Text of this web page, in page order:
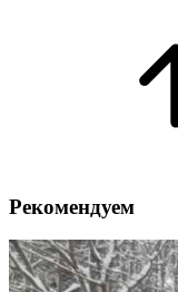
Рекомендуем